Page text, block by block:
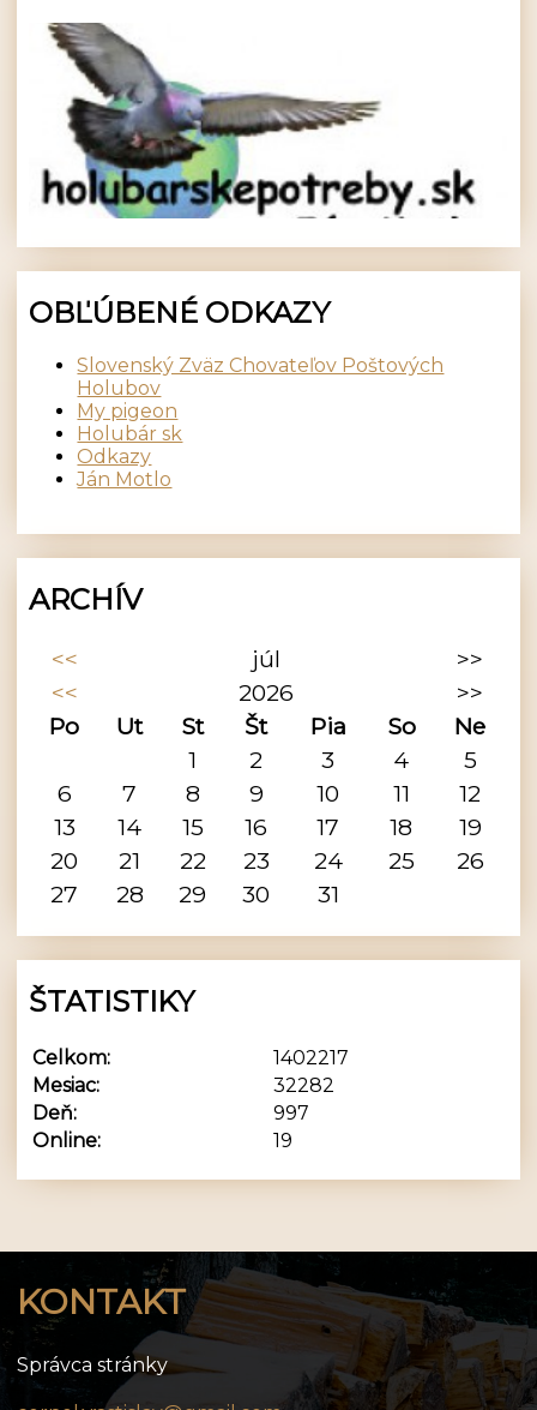
OBĽÚBENÉ ODKAZY
Slovenský Zväz Chovateľov Poštových
Holubov
My pigeon
Holubár sk
Odkazy
Ján Motlo
ARCHÍV
<< júl
>>
<<
2026
>>
Po
Ut St Št Pia So
Ne
1
2 3 4
5
6
7 8 9 10 11
12
13
14 15 16 17 18
19
20
21 22 23 24 25
26
27
28 29 30 31
ŠTATISTIKY
Online: 19
Celkom:
1402217
Mesiac:
32282
Deň:
997
KONTAKT
Správca stránky